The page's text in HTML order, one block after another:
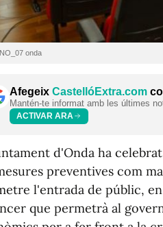
onda
Afegeix CastellóExtra.com
Mantén-te informat amb les últimes
ACTIVAR ARA
d'Onda ha
preventives com
l'entrada de públic,
que permetrà al